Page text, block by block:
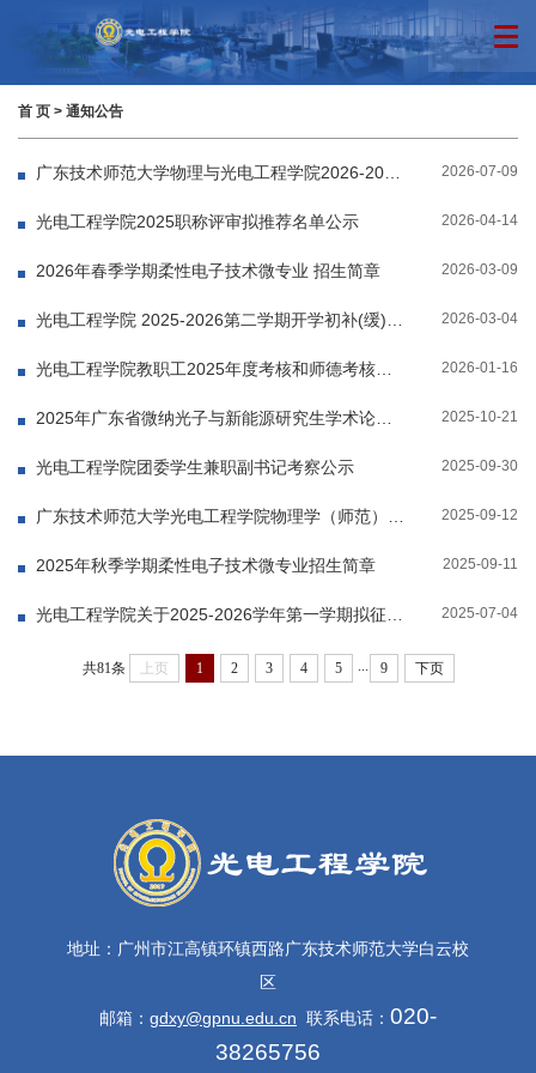
首 页 > 通知公告
2026-07-09
光电工程学院2025职称评审拟推荐名单公示 2026-04-14
2026年春季学期柔性电子技术微专业 招生简章 2026-03-09
2026-03-04
2026-01-16
2025-10-21
光电工程学院团委学生兼职副书记考察公示 2025-09-30
2025-09-12
2025年秋季学期柔性电子技术微专业招生简章 2025-09-11
2025-07-04
共81条 上页 1 2 3 4 5 ... 9 下页
地址：广州市江高镇环镇西路广东技术师范大学白云校
区
邮箱： gdxy@gpnu.edu.cn 联系电话： 020-
38265756